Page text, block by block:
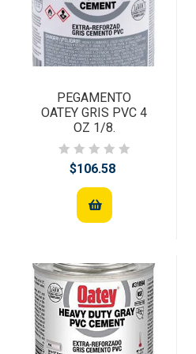
PEGAMENTO
OATEY GRIS PVC 4
OZ 1/8.
$106.58